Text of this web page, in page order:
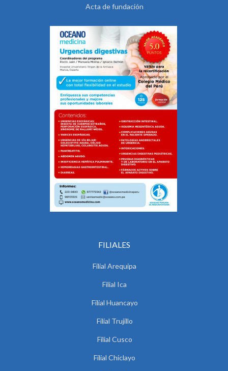
Acta de fundación
FILIALES
Filial Arequipa
Filial Ica
Filial Huancayo
Filial Trujillo
Filial Cusco
Filial Chiclayo